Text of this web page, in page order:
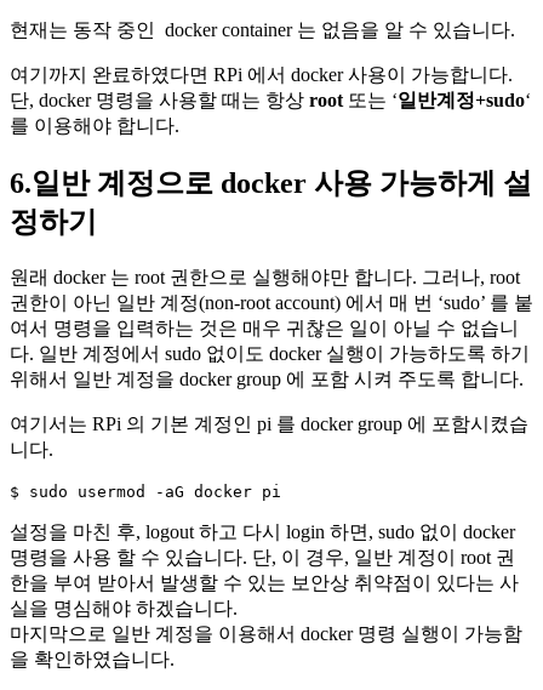
현재는 동작 중인 docker container 는 없음을 알 수 있습니다.
여기까지 완료하였다면 RPi 에서 docker 사용이 가능합니다.
단, docker 명령을 사용할 때는 항상 root 또는 ‘일반계정+sudo‘
를 이용해야 합니다.
6.일반 계정으로 docker 사용 가능하게 설
정하기
원래 docker 는 root 권한으로 실행해야만 합니다. 그러나, root
권한이 아닌 일반 계정(non-root account) 에서 매 번 ‘sudo’ 를 붙
여서 명령을 입력하는 것은 매우 귀찮은 일이 아닐 수 없습니
다. 일반 계정에서 sudo 없이도 docker 실행이 가능하도록 하기
위해서 일반 계정을 docker group 에 포함 시켜 주도록 합니다.
여기서는 RPi 의 기본 계정인 pi 를 docker group 에 포함시켰습
니다.
$ sudo usermod -aG docker pi
설정을 마친 후, logout 하고 다시 login 하면, sudo 없이 docker
명령을 사용 할 수 있습니다. 단, 이 경우, 일반 계정이 root 권
한을 부여 받아서 발생할 수 있는 보안상 취약점이 있다는 사
실을 명심해야 하겠습니다.
마지막으로 일반 계정을 이용해서 docker 명령 실행이 가능함
을 확인하였습니다.